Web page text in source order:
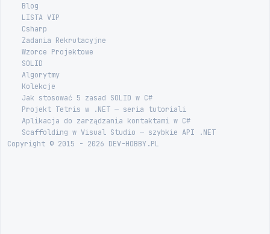
Blog
LISTA VIP
Csharp
Zadania Rekrutacyjne
Wzorce Projektowe
SOLID
Algorytmy
Kolekcje
Jak stosować 5 zasad SOLID w C#
Projekt Tetris w .NET — seria tutoriali
Aplikacja do zarządzania kontaktami w C#
Scaffolding w Visual Studio — szybkie API .NET
Copyright © 2015 - 2026 DEV-HOBBY.PL